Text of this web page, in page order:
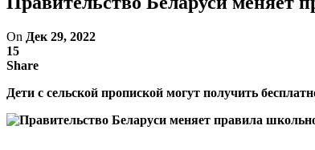
On Дек 29, 2022
15
Share
Дети с сельской пропиской могут получить